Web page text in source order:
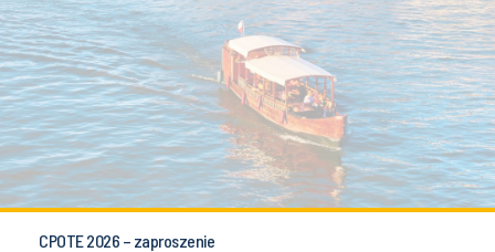
CPOTE 2026 – zaproszenie